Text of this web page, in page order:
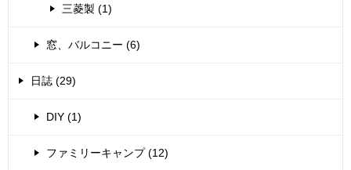
三菱製 (1)
窓、バルコニー (6)
日誌 (29)
DIY (1)
ファミリーキャンプ (12)